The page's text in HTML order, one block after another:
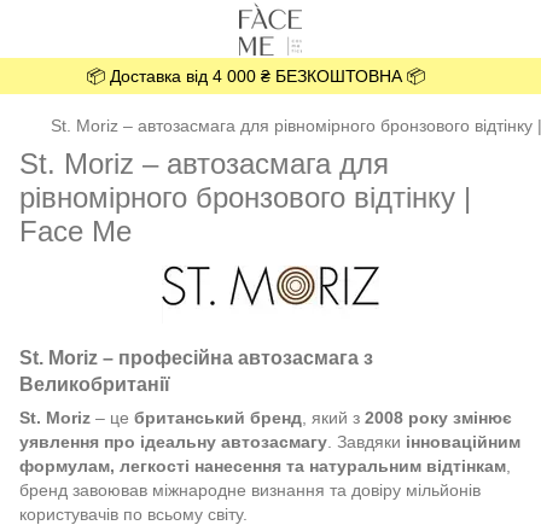
📦 Доставка від 4 000 ₴ БЕЗКОШТОВНА 📦
St. Moriz – автозасмага для рівномірного бронзового
St. Moriz – автозасмага для
рівномірного бронзового відтінку |
Face Me
St. Moriz – професійна автозасмага з
Великобританії
St. Moriz – це британський бренд , який з 2008 року змінює
уявлення про ідеальну автозасмагу . Завдяки інноваційним
формулам, легкості нанесення та натуральним відтінкам
бренд завоював міжнародне визнання та довіру мільйонів
користувачів по всьому світу.